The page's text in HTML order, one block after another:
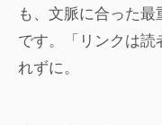
も、文脈に合った
です。「リンクは
れずに。